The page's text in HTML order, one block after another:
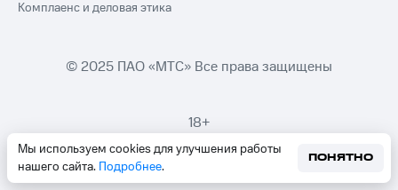
Мы используем cookies для улучшения работы
нашего сайта. Подробнее.
ПОНЯТНО
Комплаенс и деловая этика
© 2025 ПАО «МТС» Все права защищены
18+